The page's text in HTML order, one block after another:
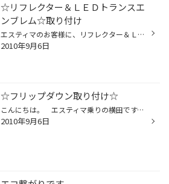
☆リフレクター＆ＬＥＤトランスエ
ンブレム☆取り付け
エスティマのお客様に、リフレクター＆ＬＥＤエンブレムを取り付けました。 リフレクターとは、リアバンパーに付いている反射板のことですが、そこを 社外品に交換する事で、【スモール・ブレーキ】点灯時になんと光ってしまう パーツと、しかも一緒にリアに付いている【トヨタエンブレム】も青く光...
2010年9月6日
☆フリップダウン取り付け☆
こんにちは。 エスティマ乗りの横田です。 今回の取り付けネタは、フリップダウンです！ 以前は、古いヘッドレストモニターを取り付けていましたが セカンドシートに座っている子供から「テレビが見えづらい」と クレームがあり、画面も大きく見易いフリップダウンを 購入しちゃいました。 取り付...
2010年9月6日